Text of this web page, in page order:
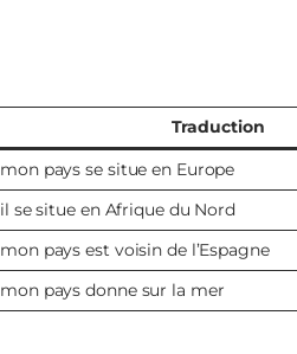
Traduction
mon pays se situe en Europe
il se situe en Afrique du Nord
mon pays est voisin de l’Espagne
mon pays donne sur la mer